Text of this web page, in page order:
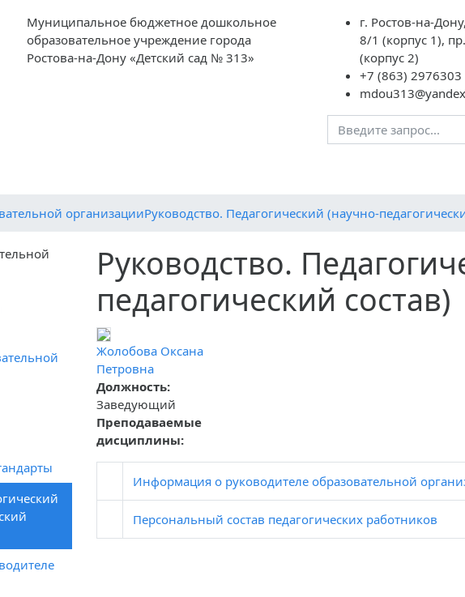
Муниципальное бюджетное дошкольное
образовательное учреждение города
Ростова-на-Дону «Детский сад № 313»
г. Ростов-на-
8/1 (корпус 1),
(корпус 2)
+7 (863) 2976303
организацииРуководство. Педагогический (научно-
Руководство.
педагогический состав)
Жолобова Оксана
Петровна
Должность:
Заведующий
Преподаваемые
дисциплины:
Информация о руководителе образовательной
Персональный состав педагогических работников